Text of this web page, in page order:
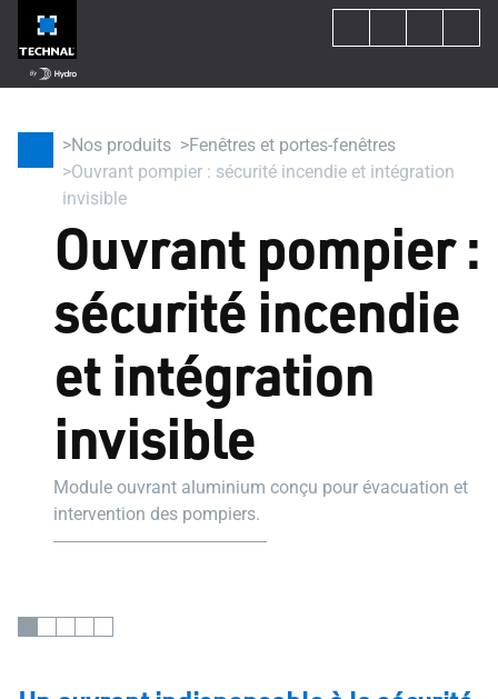
Nos produits
Fenêtres et portes-fenêtres
Ouvrant pompier : sécurité incendie et intégration
invisible
Ouvrant pompier :
sécurité incendie
et intégration
invisible
Module ouvrant aluminium conçu pour évacuation et
intervention des pompiers.